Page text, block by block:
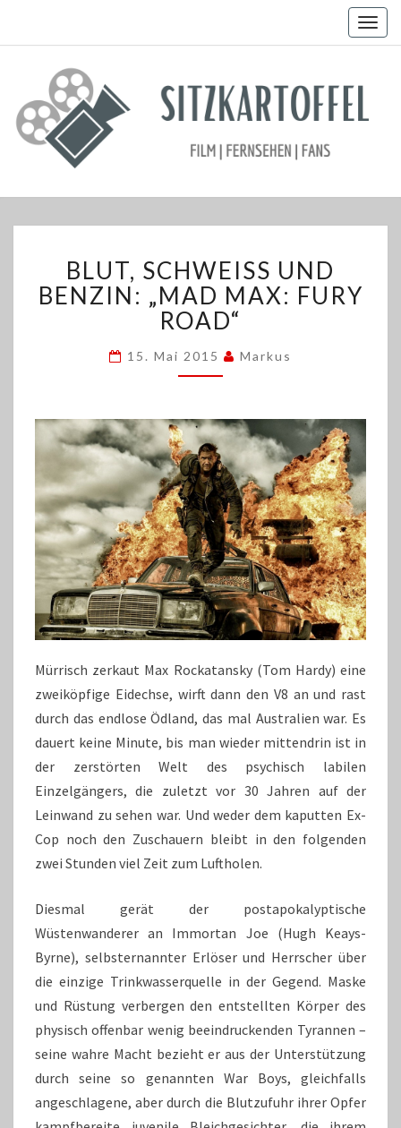
SCHWEISS U
ND B
ENZIN: „
MAD M
AX: F
URY R
BLUT, SCHWEISS UND B
ENZIN: „MAD MAX: FURY R
OAD“
15. Mai 2015 Markus
Mürrisch zerkaut Max Rockatansky (Tom Hardy) eine
zweiköpfige Eidechse, wirft dann den V8 an und rast
durch das endlose Ödland, das mal Australien war. Es
dauert keine Minute, bis man wieder mittendrin ist in
der zerstörten Welt des psychisch labilen
Einzelgängers, die zuletzt vor 30 Jahren auf der
Leinwand zu sehen war. Und weder dem kaputten Ex-
Cop noch den Zuschauern bleibt in den folgenden
zwei Stunden viel Zeit zum Luftholen.
Diesmal gerät der postapokalyptische
Wüstenwanderer an Immortan Joe (Hugh Keays-
Byrne), selbsternannter Erlöser und Herrscher über
die einzige Trinkwasserquelle in der Gegend. Maske
und Rüstung verbergen den entstellten Körper des
physisch offenbar wenig beeindruckenden Tyrannen –
seine wahre Macht bezieht er aus der Unterstützung
durch seine so genannten War Boys, gleichfalls
angeschlagene, aber durch die Blutzufuhr ihrer Opfer